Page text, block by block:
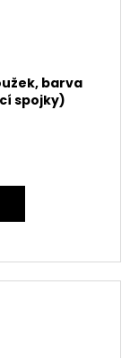
barva
spojky)